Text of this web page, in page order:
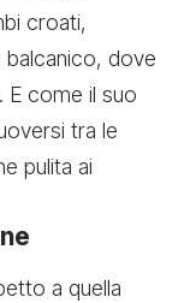
croati,
balcanico, dove
E come il suo
tra le
pulita ai
a quella